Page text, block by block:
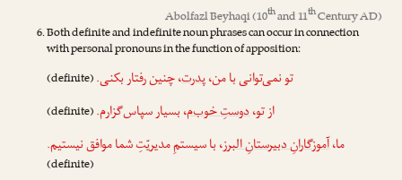
Abolfazl Beyhaqi(10thand 11thCentury AD)
Both definite and indefinite noun phrases can occur in connection
with personal pronouns in the function of apposition:
تو نمی‌توانی با من،پدرت، چنین رفتار بکنی.(definite)
از تو،دوستِ خوب‌م، بسیار سپاس‌گزارم.(definite)
ما،آموزگارانِ دبیرستانِ البرز، با سیستمِ مدیریّتِ شما موافق نیستیم.
(definite)